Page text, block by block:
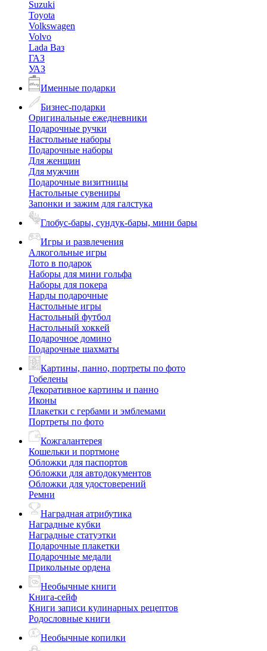
Suzuki
Toyota
Volkswagen
Volvo
Lada Ваз
ГАЗ
УАЗ
Именные подарки
Бизнес-подарки
Оригинальные ежедневники
Подарочные ручки
Настольные наборы
Подарочные наборы
Для женщин
Для мужчин
Подарочные визитницы
Настольные сувениры
Запонки и зажим для галстука
Глобус-бары, сундук-бары, мини бары
Игры и развлечения
Алкогольные игры
Лото в подарок
Наборы для мини гольфа
Наборы для покера
Нарды подарочные
Настольные игры
Настольный футбол
Настольный хоккей
Подарочное домино
Подарочные шахматы
Картины, панно, портреты по фото
Гобелены
Декоративное картины и панно
Иконы
Плакетки с гербами и эмблемами
Портреты по фото
Кожгалантерея
Кошельки и портмоне
Обложки для паспортов
Обложки для автодокументов
Обложки для удостоверений
Ремни
Наградная атрибутика
Наградные кубки
Наградные статуэтки
Подарочные плакетки
Подарочные медали
Прикольные ордена
Необычные книги
Книга-сейф
Книги записи кулинарных рецептов
Родословные книги
Необычные копилки